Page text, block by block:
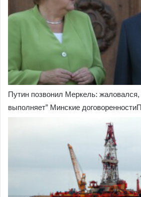
Путин позвонил Меркель: жаловался,
выполняет” Минские